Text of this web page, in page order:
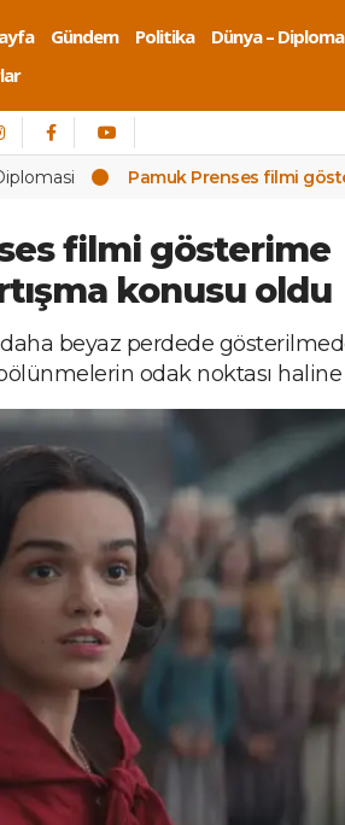
Gündem Politika Dünya –
Pamuk Prenses filmi
filmi gösterime
konusu oldu
beyaz perdede
odak noktası